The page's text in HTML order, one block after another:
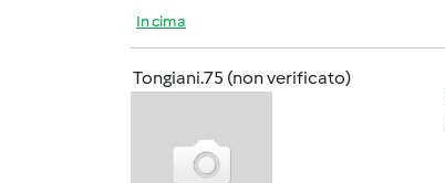
In cima
Tongiani.75 (non verificato)